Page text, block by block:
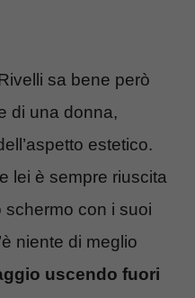
sa bene però
di una donna,
estetico.
lei è sempre riuscita
schermo con i suoi
niente di meglio
uscendo fuori